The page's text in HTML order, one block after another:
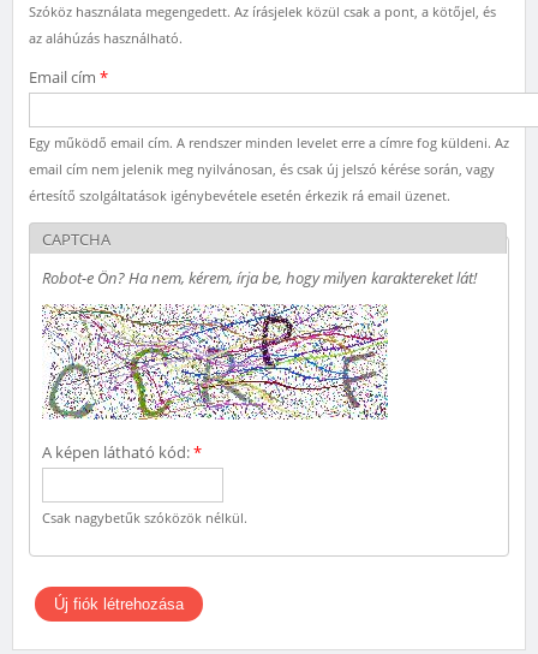
Szóköz használata megengedett. Az írásjelek közül csak a pont, a kötőjel, és
az aláhúzás használható.
Email cím *
Egy működő email cím. A rendszer minden levelet erre a címre fog küldeni. Az
email cím nem jelenik meg nyilvánosan, és csak új jelszó kérése során, vagy
értesítő szolgáltatások igénybevétele esetén érkezik rá email üzenet.
CAPTCHA
Robot-e Ön? Ha nem, kérem, írja be, hogy milyen karaktereket lát!
A képen látható kód:*
Csak nagybetűk szóközök nélkül.